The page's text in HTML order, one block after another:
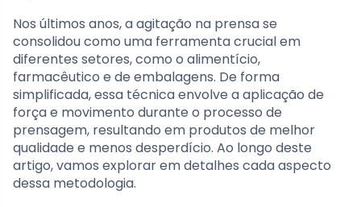
Nos últimos anos, a agitação na prensa se
consolidou como uma ferramenta crucial em
diferentes setores, como o alimentício,
farmacêutico e de embalagens. De forma
simplificada, essa técnica envolve a aplicação de
força e movimento durante o processo de
prensagem, resultando em produtos de melhor
qualidade e menos desperdício. Ao longo deste
artigo, vamos explorar em detalhes cada aspecto
dessa metodologia.